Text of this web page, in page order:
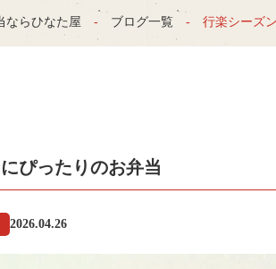
ならひなた屋 ブログ一覧 行楽シーズ
ぴったりのお弁当
2026.04.26